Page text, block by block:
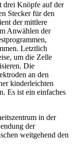
drei Knöpfe auf der
Stecker für den
der mittlere
Anwählen der
Letztlich
um die Zelle
Die
an den
kinderleichten
Es ist ein einfaches
in der
der
weitgehend den